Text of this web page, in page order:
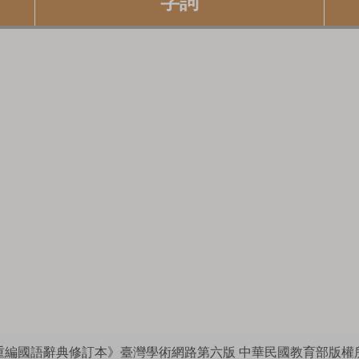
編國語辭典修訂本》臺灣學術網路第六版 中華民國教育部版權